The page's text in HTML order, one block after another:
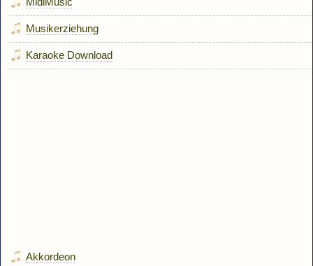
Musikerziehung
Karaoke Download
Akkordeon